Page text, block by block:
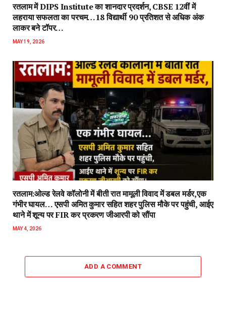
रतलाम में DIPS Institute का शानदार प्रदर्शन, CBSE 12वीं में
लहराया सफलता का परचम…18 विद्यार्थी 90 प्रतिशत से अधिक अंक
लाकर बने टॉपर…
MAY 19, 2026
रतलाम:ओल्ड रेलवे कॉलोनी में बीती रात मामूली विवाद में डबल मर्डर,एक
गंभीर घायल… एसपी अमित कुमार सहित शहर पुलिस मौके पर पहुंची, आईए
थाने में शून्य पर FIR कर प्रकरण जीआरपी को सौंपा
MAY 4, 2026
ADD A COMMENT